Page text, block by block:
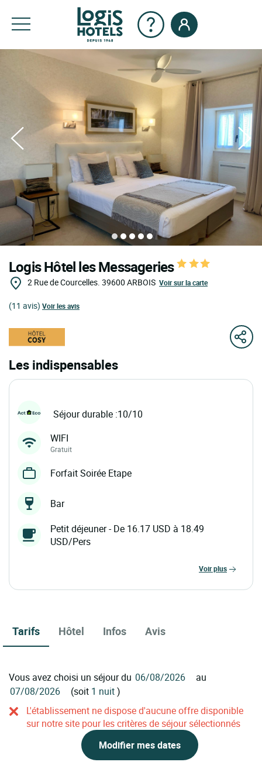
Logis Hôtel les Messageries
2 Rue de Courcelles. 39600 ARBOIS Voir sur la carte
(11 avis) Voir les avis
Les indispensables
Séjour durable :10/10
WIFI
Gratuit
Forfait Soirée Etape
Bar
Petit déjeuner - De 16.17 USD à 18.49
USD/Pers
voir plus
Tarifs Hôtel Infos Avis
Vous avez choisi un séjour du
au
(soit 1 nuit)
L'établissement ne dispose d'aucune offre disponible
sur notre site pour les critères de séjour sélectionnés
Modifier mes dates